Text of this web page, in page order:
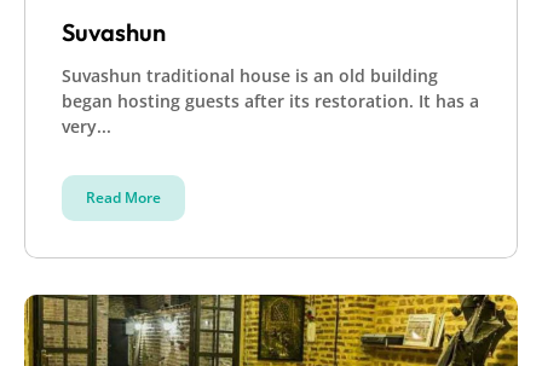
Suvashun
Suvashun traditional house is an old building
began hosting guests after its restoration. It has a
very...
Read More